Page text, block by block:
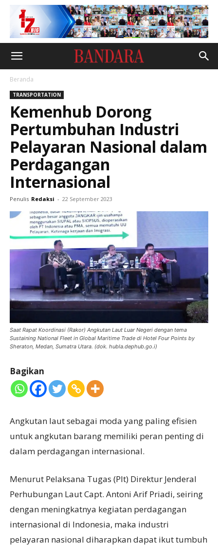
Beranda
TRANSPORTATION
Kemenhub Dorong
Pertumbuhan Industri
Pelayaran Nasional dalam
Perdagangan
Internasional
Penulis Redaksi - 22 September 2023
Saat Rapat Koordinasi (Rakor) Angkutan Laut Luar Negeri dengan tema
Sustaining National Fleet in Global Maritime Trade di Hotel Four Points by
Sheraton, Medan, Sumatra Utara. (dok. hubla.dephub.go.i)
Bagikan
Angkutan laut sebagai moda yang paling efisien
untuk angkutan barang memiliki peran penting di
dalam perdagangan internasional.
Menurut Pelaksana Tugas (Plt) Direktur Jenderal
Perhubungan Laut Capt. Antoni Arif Priadi, seiring
dengan meningkatnya kegiatan perdagangan
internasional di Indonesia, maka industri
pelayaran nasional diharapkan dapat ikut tumbuh